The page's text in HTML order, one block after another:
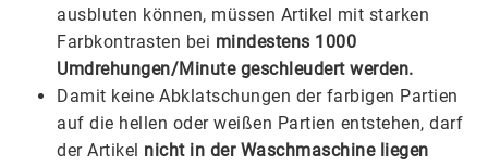
ausbluten können, müssen Artikel mit starken
Farbkontrasten bei mindestens 1000
Umdrehungen/Minute geschleudert werden.
Damit keine Abklatschungen der farbigen Partien
auf die hellen oder weißen Partien entstehen, darf
der Artikel nicht in der Waschmaschine liegen